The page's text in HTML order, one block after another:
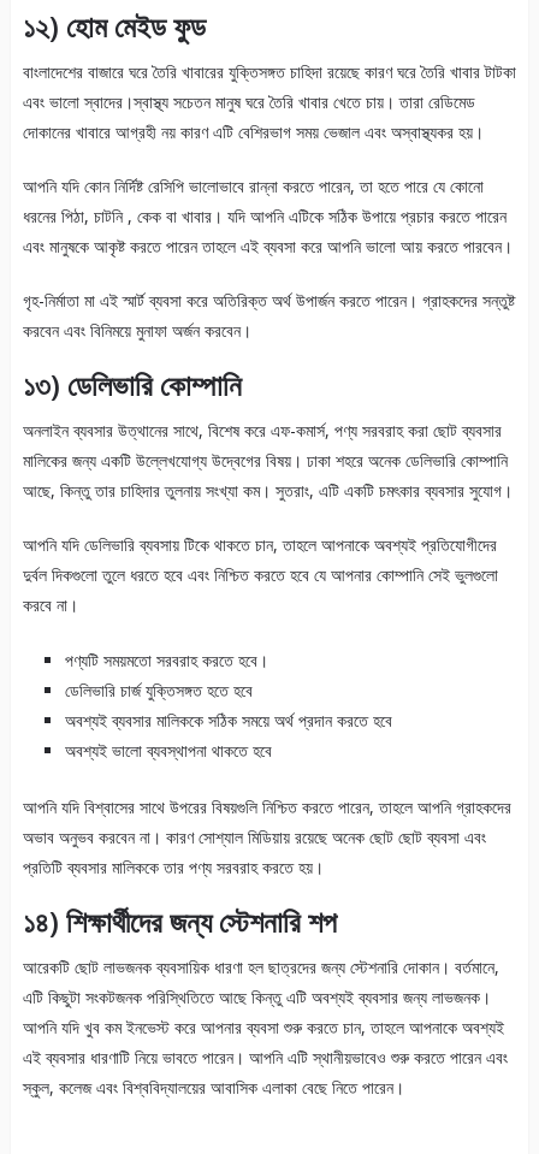
১২) হোমমেইডফুড
বাংলাদেশের বাজারে ঘরে তৈরি খাবারের যুক্তিসঙ্গত চাহিদা রয়েছে কারণ ঘরে তৈরি খাবার টাটকা
এবং ভালো স্বাদের।স্বাস্থ্য সচেতন মানুষ ঘরে তৈরি খাবার খেতে চায়। তারা রেডিমেড
দোকানের খাবারে আগ্রহী নয় কারণ এটি বেশিরভাগ সময় ভেজাল এবং অস্বাস্থ্যকর হয়।
আপনি যদি কোন নির্দিষ্ট রেসিপি ভালোভাবে রান্না করতে পারেন, তা হতে পারে যে কোনো
ধরনের পিঠা, চাটনি , কেক বা খাবার। যদি আপনি এটিকে সঠিক উপায়ে প্রচার করতে পারেন
এবং মানুষকে আকৃষ্ট করতে পারেন তাহলে এই ব্যবসা করে আপনি ভালো আয় করতে পারবেন।
গৃহ-নির্মাতা মা এই স্মার্ট ব্যবসা করে অতিরিক্ত অর্থ উপার্জন করতে পারেন। গ্রাহকদের সন্তুষ্ট
করবেন এবং বিনিময়ে মুনাফা অর্জন করবেন।
১৩) ডেলিভারি কোম্পানি
অনলাইন ব্যবসার উত্থানের সাথে, বিশেষ করে এফ-কমার্স, পণ্য সরবরাহ করা ছোট ব্যবসার
মালিকের জন্য একটি উল্লেখযোগ্য উদ্বেগের বিষয়। ঢাকা শহরে অনেক ডেলিভারি কোম্পানি
আছে, কিন্তু তার চাহিদার তুলনায় সংখ্যা কম। সুতরাং, এটি একটি চমৎকার ব্যবসার সুযোগ।
আপনি যদি ডেলিভারি ব্যবসায় টিকে থাকতে চান, তাহলে আপনাকে অবশ্যই প্রতিযোগীদের
দুর্বল দিকগুলো তুলে ধরতে হবে এবং নিশ্চিত করতে হবে যে আপনার কোম্পানি সেই ভুলগুলো
করবে না।
পণ্যটি সময়মতো সরবরাহ করতে হবে।
ডেলিভারি চার্জ যুক্তিসঙ্গত হতে হবে
অবশ্যই ব্যবসার মালিককে সঠিক সময়ে অর্থ প্রদান করতে হবে
অবশ্যই ভালো ব্যবস্থাপনা থাকতে হবে
আপনি যদি বিশ্বাসের সাথে উপরের বিষয়গুলি নিশ্চিত করতে পারেন, তাহলে আপনি গ্রাহকদের
অভাব অনুভব করবেন না। কারণ সোশ্যাল মিডিয়ায় রয়েছে অনেক ছোট ছোট ব্যবসা এবং
প্রতিটি ব্যবসার মালিককে তার পণ্য সরবরাহ করতে হয়।
১৪) শিক্ষার্থীদের জন্য স্টেশনারি শপ
আরেকটি ছোট লাভজনক ব্যবসায়িক ধারণা হল ছাত্রদের জন্য স্টেশনারি দোকান। বর্তমানে,
এটি কিছুটা সংকটজনক পরিস্থিতিতে আছে কিন্তু এটি অবশ্যই ব্যবসার জন্য লাভজনক।
আপনি যদি খুব কম ইনভেস্ট করে আপনার ব্যবসা শুরু করতে চান, তাহলে আপনাকে অবশ্যই
এই ব্যবসার ধারণাটি নিয়ে ভাবতে পারেন। আপনি এটি স্থানীয়ভাবেও শুরু করতে পারেন এবং
স্কুল, কলেজ এবং বিশ্ববিদ্যালয়ের আবাসিক এলাকা বেছে নিতে পারেন।